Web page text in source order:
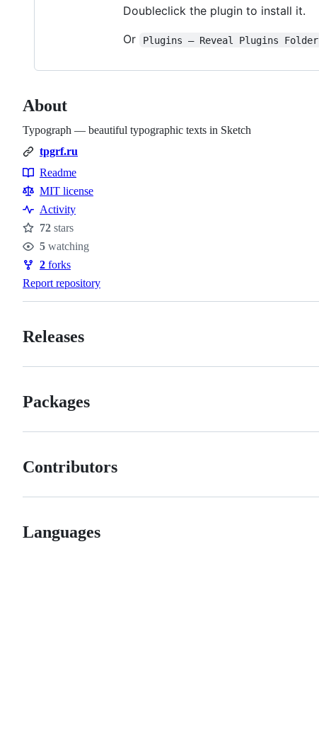
Doubleclick the plugin to install it.
Or
Plugins — Reveal Plugins Folder
About
Typograph — beautiful typographic texts in Sketch
tpgrf.ru
Resources
Readme
MIT license
Activity
Stars
72 stars
Watchers
5 watching
Forks
2 forks
Report repository
Releases
Packages
Contributors
Languages